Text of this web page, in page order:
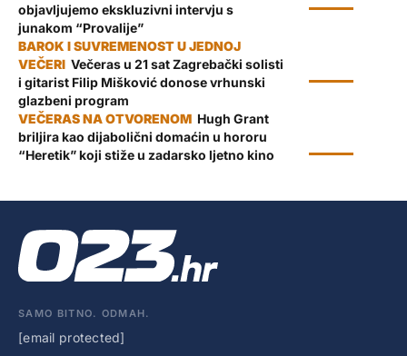
objavljujemo ekskluzivni intervju s
junakom “Provalije”
Večeras u 21 sat Zagrebački solisti
i gitarist Filip Mišković donose vrhunski
glazbeni program
Hugh Grant
briljira kao dijabolični domaćin u hororu
“Heretik” koji stiže u zadarsko ljetno kino
SAMO BITNO. ODMAH.
[email protected]